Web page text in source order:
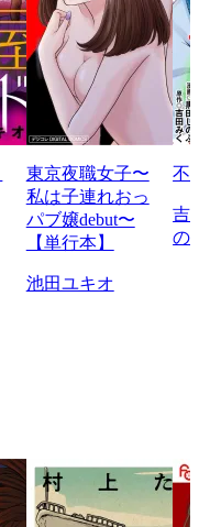
東京夜職女子〜
私は子連れおっ
パブ嬢debut〜
【単行本】
池田ユキオ
不
吉
の